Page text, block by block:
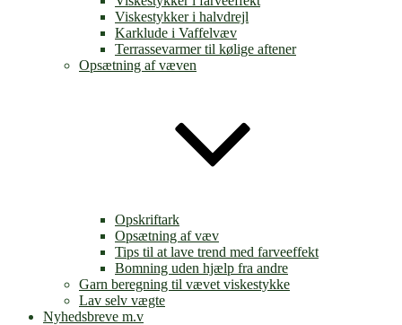
Viskestykker i halvdrejl
Karklude i Vaffelvæv
Terrassevarmer til kølige aftener
Opsætning af væven
Opskriftark
Opsætning af væv
Tips til at lave trend med farveeffekt
Bomning uden hjælp fra andre
Garn beregning til vævet viskestykke
Lav selv vægte
Nyhedsbreve m.v